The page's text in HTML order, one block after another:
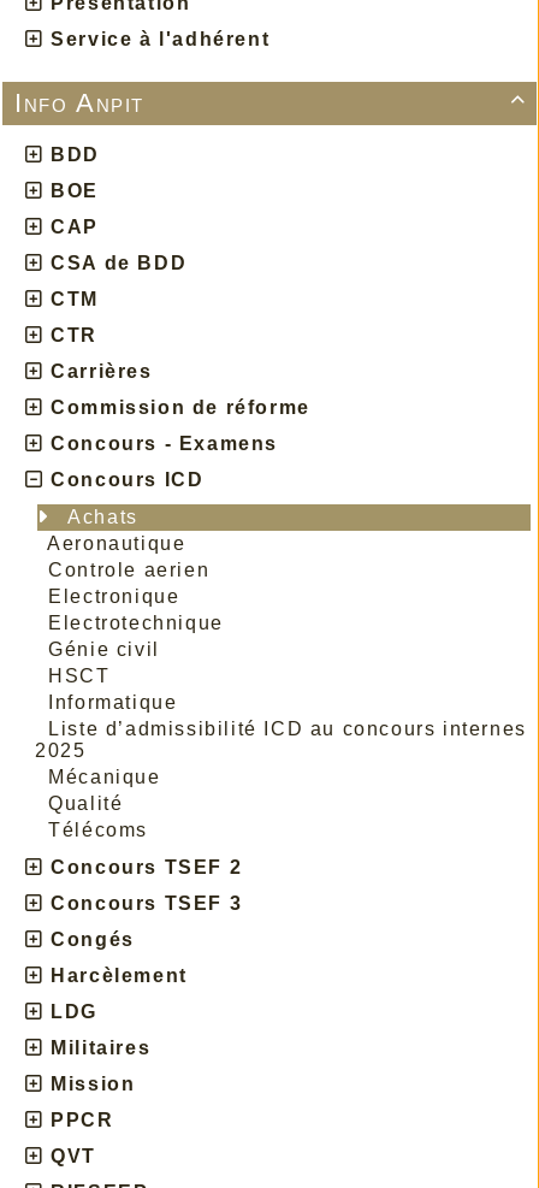
Service à l'adhérent

Info Anpit
BDD
BOE
CAP
CSA de BDD
CTM
CTR
Carrières
Commission de réforme
Concours - Examens
Concours ICD
Achats
Aeronautique
Controle aerien
Electronique
Electrotechnique
Génie civil
HSCT
Informatique
Liste d’admissibilité ICD au concours internes
2025
Mécanique
Qualité
Télécoms
Concours TSEF 2
Concours TSEF 3
Congés
Harcèlement
LDG
Militaires
Mission
PPCR
QVT